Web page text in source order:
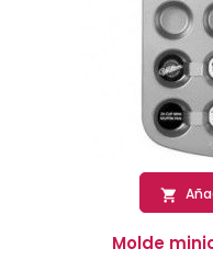

Molde